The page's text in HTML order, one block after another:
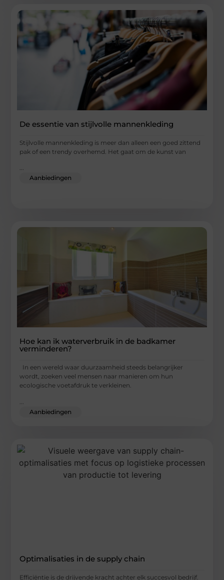
De essentie van stijlvolle mannenkleding
Stijlvolle mannenkleding is meer dan alleen een goed zittend
pak of een trendy overhemd. Het gaat om de kunst van
...
Aanbiedingen
Hoe kan ik waterverbruik in de badkamer
verminderen?
In een wereld waar duurzaamheid steeds belangrijker
wordt, zoeken veel mensen naar manieren om hun
ecologische voetafdruk te verkleinen.
Aanbiedingen
Optimalisaties in de supply chain
Efficiëntie is de drijvende kracht achter elk succesvol bedrijf.